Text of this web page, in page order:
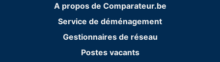
A propos de Comparateur.be
Service de déménagement
Gestionnaires de réseau
Postes vacants